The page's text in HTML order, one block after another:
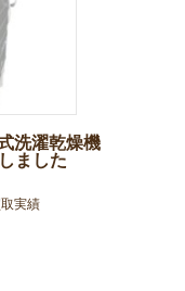
洗濯乾燥機
ました
実績